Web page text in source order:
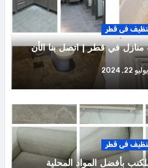
فى قطر
في قطر | اتصل بنا الأن
يوليو 22, 2024
فى قطر
بأفضل المواد المحلية